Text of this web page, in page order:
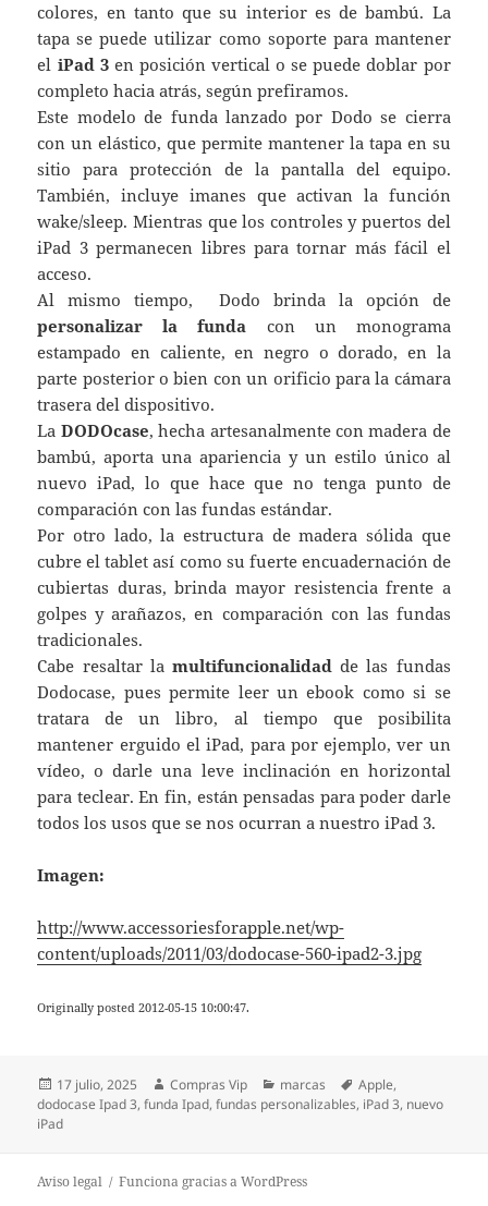
colores, en tanto que su interior es de bambú. La
tapa se puede utilizar como soporte para mantener
el iPad 3en posición vertical o se puede doblar por
completo hacia atrás, según prefiramos.
Este modelo de funda lanzado por Dodo se cierra
con un elástico, que permite mantener la tapa en su
sitio para protección de la pantalla del equipo.
También, incluye imanes que activan la función
wake/sleep. Mientras que los controles y puertos del
iPad 3 permanecen libres para tornar más fácil el
acceso.
Al mismo tiempo, Dodo brinda la opción de
personalizar la funda con un monograma
estampado en caliente, en negro o dorado, en la
parte posterior o bien con un orificio para la cámara
trasera del dispositivo.
La DODOcase, hecha artesanalmente con madera de
bambú, aporta una apariencia y un estilo único al
nuevo iPad, lo que hace que no tenga punto de
comparación con las fundas estándar.
Por otro lado, la estructura de madera sólida que
cubre el tablet así como su fuerte encuadernación de
cubiertas duras, brinda mayor resistencia frente a
golpes y arañazos, en comparación con las fundas
tradicionales.
Cabe resaltar la multifuncionalidad de las fundas
Dodocase, pues permite leer un ebook como si se
tratara de un libro, al tiempo que posibilita
mantener erguido el iPad, para por ejemplo, ver un
vídeo, o darle una leve inclinación en horizontal
para teclear. En fin, están pensadas para poder darle
todos los usos que se nos ocurran a nuestro iPad 3.
Imagen:
http://www.accessoriesforapple.net/wp-
content/uploads/2011/03/dodocase-560-ipad2-3.jpg
Originally posted 2012-05-15 10:00:47.
Publicado
el
17 julio, 2025 Autor
Compras Vip Categorías
marcas Etiquetas
Apple,
dodocase Ipad 3,funda Ipad,fundas personalizables, iPad 3, nuevo
iPad
Aviso legal Funciona gracias a WordPress